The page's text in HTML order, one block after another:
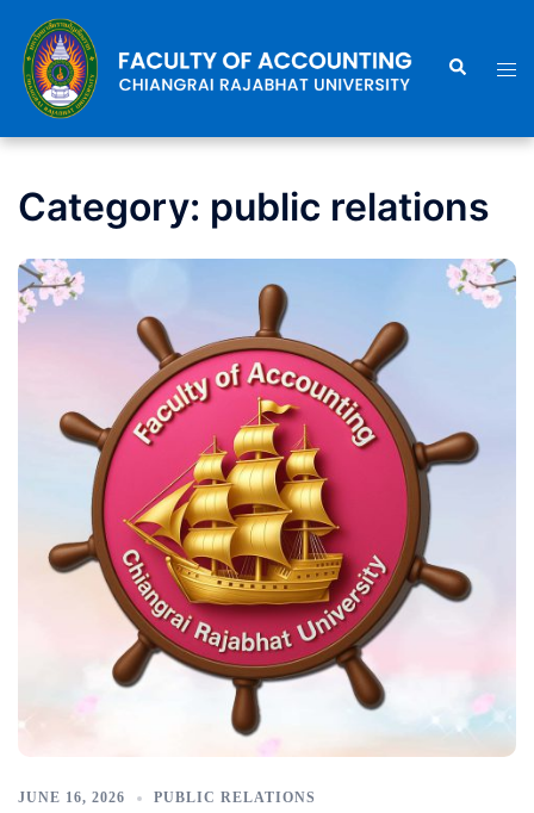
content
Search
Category: public relations
JUNE 16, 2026 PUBLIC RELATIONS